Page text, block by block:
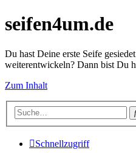
seifen4um.de
Du hast Deine erste Seife
weiterentwickeln? Dann bist Du
Zum Inhalt
Schnellzugriff